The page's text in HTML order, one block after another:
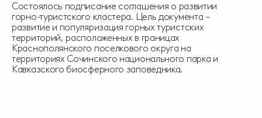
Состоялось подписание соглашения о развитии
горно-туристского кластера. Цель документа –
развитие и популяризация горных туристских
территорий, расположенных в границах
Краснополянского поселкового округа на
территориях Сочинского национального парка и
Кавказского биосферного заповедника.